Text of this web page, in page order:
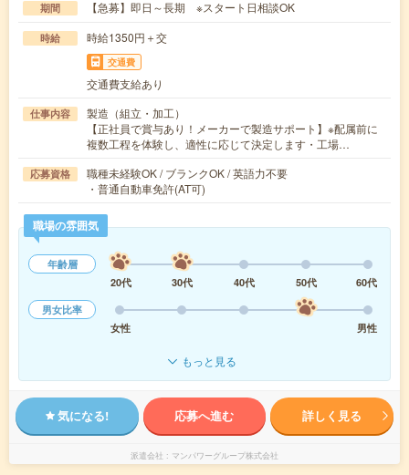
期間 【急募】即日～長期 ※スタート日相談OK
時給 時給1350円＋交
交通費
交通費支給あり
仕事内容
製造（組立・加工）
【正社員で賞与あり！メーカーで製造サポート】※配属前に
複数工程を体験し、適性に応じて決定します・工場…
応募資格
職種未経験OK / ブランクOK / 英語力不要
・普通自動車免許(AT可)
職場の雰囲気
年齢層
20代
30代 40代 50代
60代
男女比率
女性
男性
もっと見る
気になる! 応募へ進む 詳しく見る
派遣会社 マンパワーグループ株式会社